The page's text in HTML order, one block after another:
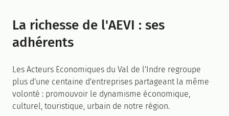
La richesse de l'AEVI : ses
adhérents
Les Acteurs Economiques du Val de l'Indre regroupe
plus d'une centaine d'entreprises partageant la même
volonté : promouvoir le dynamisme économique,
culturel, touristique, urbain de notre région.